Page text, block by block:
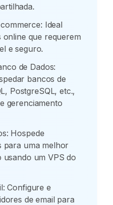
Ideal
online que requerem
e seguro.
de Dados:
bancos de
PostgreSQL, etc.,
gerenciamento
Hospede
para uma melhor
usando um VPS do
Configure e
de email para